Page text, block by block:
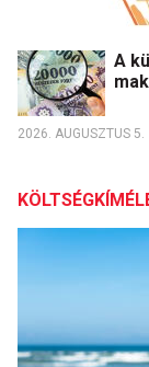
A
2026. AUGUSZTUS 5.